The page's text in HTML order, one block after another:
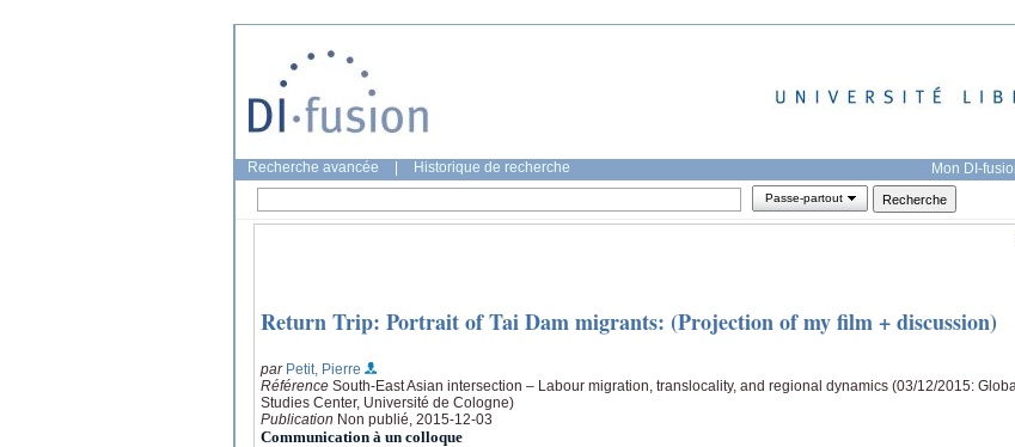
Recherche avancée Historique de recherche Mon DI-
Passe-partout
Return Trip: Portrait of Tai Dam migrants: (Projection of my film + discussion)
par Petit, Pierre
Référence South-East Asian intersection – Labour migration, translocality, and regional dynamics (03/12/2015:
Studies Center, Université de Cologne)
Publication Non publié, 2015-12-03
Communication à un colloque